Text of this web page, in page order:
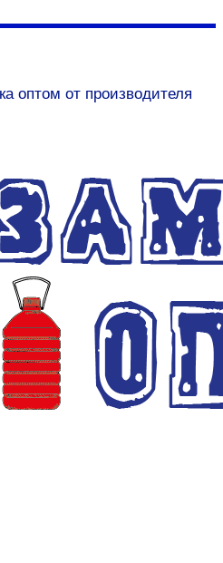
оптом от производителя